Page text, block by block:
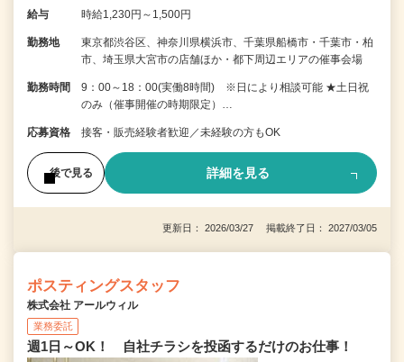
給与 時給1,230円～1,500円
勤務地
東京都渋谷区、神奈川県横浜市、千葉県船橋市・千葉市・柏
市、埼玉県大宮市の店舗ほか・都下周辺エリアの催事会場
勤務時間
9：00～18：00(実働8時間) ※日により相談可能 ★土日祝
のみ（催事開催の時期限定）…
応募資格 接客・販売経験者歓迎／未経験の方もOK
後で見る 詳細を見る
更新日： 2026/03/27 掲載終了日： 2027/03/05
ポスティングスタッフ
株式会社 アールウィル
業務委託
週1日～OK！ 自社チラシを投函するだけのお仕事！